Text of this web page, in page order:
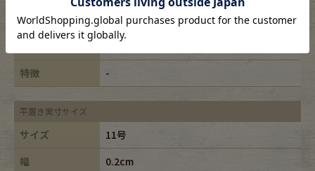
カラー
シルバー/silver
特徴
-
平置き実寸サイズ
サイズ
11号
幅
0.2cm